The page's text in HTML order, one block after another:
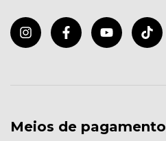
Meios de pagamento